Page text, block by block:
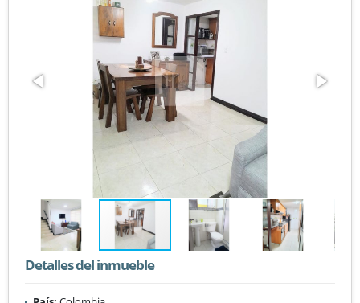
Detalles del inmueble